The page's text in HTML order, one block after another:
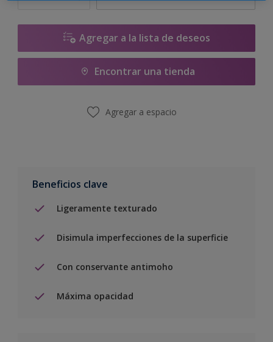
Agregar a la lista de deseos
Encontrar una tienda
Agregar a espacio
Beneficios clave
Ligeramente texturado
Disimula imperfecciones de la superficie
Con conservante antimoho
Máxima opacidad